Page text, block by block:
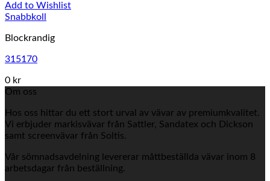
Add to Wishlist
Snabbkoll
Blockrandig
315170
0 kr
Om oss
Hos oss hittar du ett stort urval av vävar av premiumkvalitet.
Vi erbjuder markisvävar från Sattler, Sandatex och Dickson
samt screenvävar från Soltis.
Vår sömnadsavdelning levererar måttbeställda vävar inom 8
arbetsdagar från beställning.